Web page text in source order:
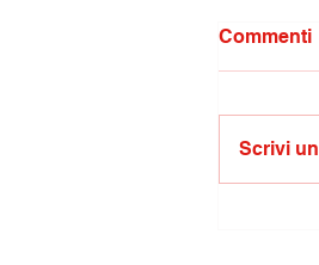
Commenti
Scrivi